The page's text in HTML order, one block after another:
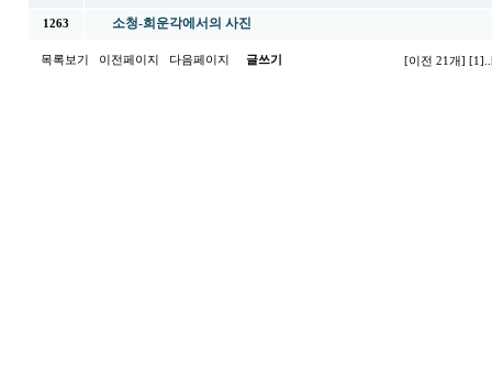
1263 소청-희운각에서의 사진
목록보기 이전페이지 다음페이지 글쓰기 [이전 21개] [1]